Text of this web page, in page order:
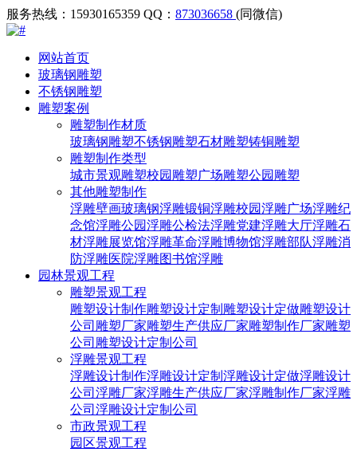
服务热线：15930165359 QQ： 873036658 (同微信)
网站首页
玻璃钢雕塑
不锈钢雕塑
雕塑案例
雕塑制作材质
玻璃钢雕塑不锈钢雕塑石材雕塑铸铜雕塑
雕塑制作类型
城市景观雕塑校园雕塑广场雕塑公园雕塑
其他雕塑制作
浮雕壁画玻璃钢浮雕锻铜浮雕校园浮雕广场浮雕纪
念馆浮雕公园浮雕公检法浮雕党建浮雕大厅浮雕石
材浮雕展览馆浮雕革命浮雕博物馆浮雕部队浮雕消
防浮雕医院浮雕图书馆浮雕
园林景观工程
雕塑景观工程
雕塑设计制作雕塑设计定制 雕塑设计定做雕塑设计
公司 雕塑厂家雕塑生产供应厂家雕塑制作厂家雕塑
公司 雕塑设计定制公司
浮雕景观工程
浮雕设计制作浮雕设计定制 浮雕设计定做浮雕设计
公司 浮雕厂家浮雕生产供应厂家浮雕制作厂家浮雕
公司 浮雕设计定制公司
市政景观工程
园区景观工程